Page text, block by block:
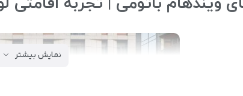
نمایش بیشتر